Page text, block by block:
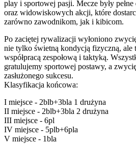
play i sportowej pasji. Mecze były
oraz widowiskowych akcji, które
zarówno zawodnikom, jak i kibicom.
Po zaciętej rywalizacji wyłoniono
nie tylko świetną kondycją fizyczną, ale
współpracą zespołową i taktyką.
gratulujemy sportowej postawy, a
zasłużonego sukcesu.
Klasyfikacja końcowa:
I miejsce - 2blb+3bla 1 drużyna
II miejsce - 2blb+3bla 2 drużyna
III miejsce - 6pl
IV miejsce - 5plb+6pla
V miejsce - 1bla